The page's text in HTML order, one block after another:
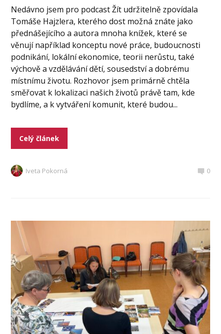
Nedávno jsem pro podcast Žít udržitelně zpovídala
Tomáše Hajzlera, kterého dost možná znáte jako
přednášejícího a autora mnoha knížek, které se
věnují například konceptu nové práce, budoucnosti
podnikání, lokální ekonomice, teorii nerůstu, také
výchově a vzdělávání dětí, sousedství a dobrému
místnímu životu. Rozhovor jsem primárně chtěla
směřovat k lokalizaci našich životů právě tam, kde
bydlíme, a k vytváření komunit, které budou...
Celý článek
Iveta Pokorná 0